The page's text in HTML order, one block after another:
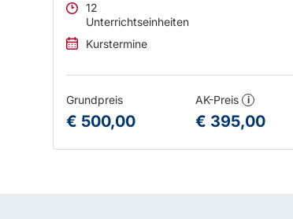
12
Unterrichtseinheiten
Kurstermine
Grundpreis
€ 500,00
AK-Preis i
€ 395,00